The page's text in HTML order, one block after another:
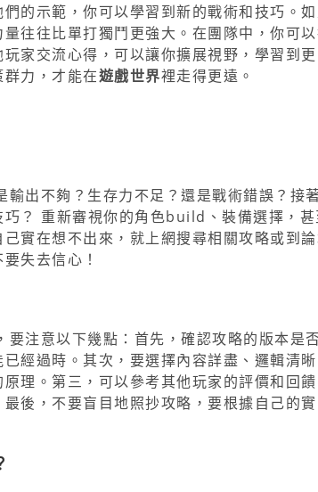
的示範，你可以學習到新的戰術和技巧。
往往比單打獨鬥更強大。在團隊中，你可
家交流心得，可以讓你擴展視野，學習到
力，才能在遊戲世界裡走得更遠。
出不夠？生存力不足？還是戰術錯誤？接
？ 重新審視你的角色build、裝備選擇，甚
實在想不出來，就上網搜尋相關攻略或到
失去信心！
注意以下幾點：首先，確認攻略的版本是
經過時。其次，要選擇內容詳盡、邏輯清
理。第三，可以參考其他玩家的評價和回
後，不要盲目地照抄攻略，要根據自己的